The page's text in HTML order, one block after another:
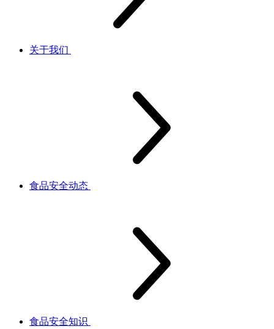
关于我们
食品安全动态
食品安全知识